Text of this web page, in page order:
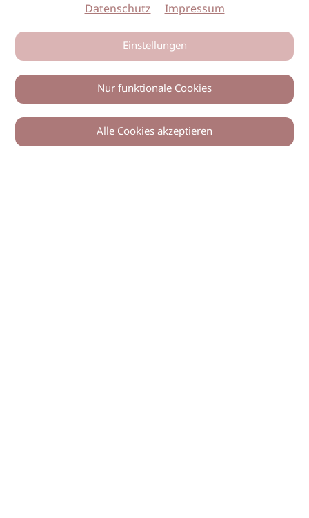
0
Datenschutz Impressum
Einstellungen
Nur funktionale Cookies
Alle Cookies akzeptieren